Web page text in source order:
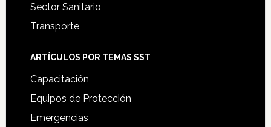
Sector Sanitario
Transporte
ARTÍCULOS POR TEMAS SST
Capacitación
Equipos de Protección
Emergencias